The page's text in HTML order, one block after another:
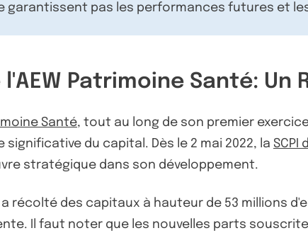
garantissent pas les performances futures et
Patrimoine Santé:
Santé, tout au long de son premier
du capital. Dès le 2 mai 2022, la SCPI
stratégique dans son développement.
a récolté des capitaux à hauteur de 53 millions
Il faut noter que les nouvelles parts